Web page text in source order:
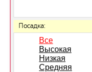
Посадка:
Все
Высокая
Низкая
Средняя